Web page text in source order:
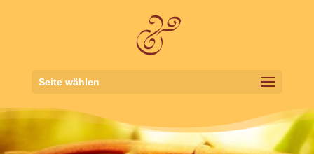
Seite wählen